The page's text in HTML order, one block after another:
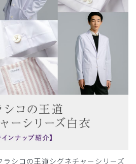
ラシコの王道シグネチャーシリーズ